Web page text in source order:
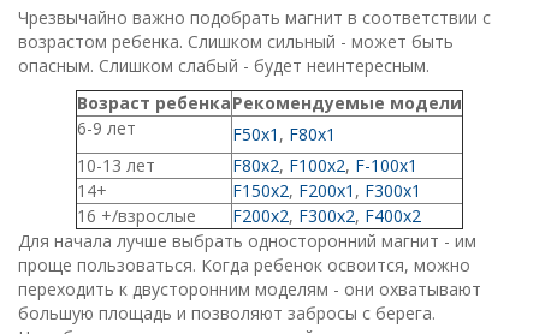
Чрезвычайно важно подобрать магнит в соответствии с
возрастом ребенка. Слишком сильный - может быть
опасным. Слишком слабый - будет неинтересным.
Возраст ребенкаРекомендуемые модели
6-9 лет
F50x1 , F80x1
10-13 лет
F80x2, F100x2, F-100x1
14+
F150x2, F200x1 , F300x1
16 +/взрослые
F200x2, F300x2, F400x2
Для начала лучше выбрать односторонний магнит - им
проще пользоваться. Когда ребенок освоится, можно
переходить к двусторонним моделям - они охватывают
большую площадь и позволяют забросы с берега.